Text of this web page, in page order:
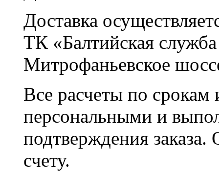
Доставка
ТК «Балтийская
Митрофаньевское
Все расчеты по срокам
персональными и
подтверждения заказа.
счету.